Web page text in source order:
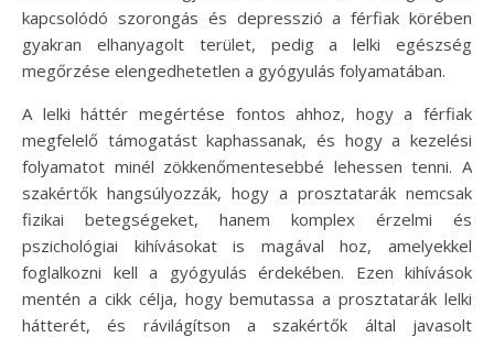
kapcsolódó szorongás és depresszió a férfiak körében
gyakran elhanyagolt terület, pedig a lelki egészség
megőrzése elengedhetetlen a gyógyulás folyamatában.
A lelki háttér megértése fontos ahhoz, hogy a férfiak
megfelelő támogatást kaphassanak, és hogy a kezelési
folyamatot minél zökkenőmentesebbé lehessen tenni. A
szakértők hangsúlyozzák, hogy a prosztatarák nemcsak
fizikai betegségeket, hanem komplex érzelmi és
pszichológiai kihívásokat is magával hoz, amelyekkel
foglalkozni kell a gyógyulás érdekében. Ezen kihívások
mentén a cikk célja, hogy bemutassa a prosztatarák lelki
hátterét, és rávilágítson a szakértők által javasolt